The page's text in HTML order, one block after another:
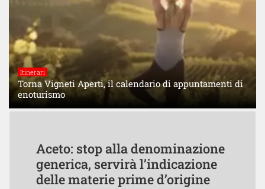
Itinerari
Torna Vigneti Aperti, il calendario di appuntamenti di
enoturismo
Aceto: stop alla denominazione
generica, servirà l’indicazione
delle materie prime d’origine